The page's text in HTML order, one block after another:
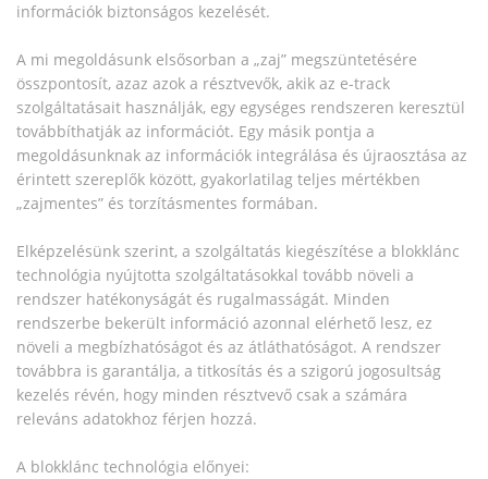
információk biztonságos kezelését.
A mi megoldásunk elsősorban a „zaj” megszüntetésére
összpontosít, azaz azok a résztvevők, akik az e-track
szolgáltatásait használják, egy egységes rendszeren keresztül
továbbíthatják az információt. Egy másik pontja a
megoldásunknak az információk integrálása és újraosztása az
érintett szereplők között, gyakorlatilag teljes mértékben
„zajmentes” és torzításmentes formában.
Elképzelésünk szerint, a szolgáltatás kiegészítése a blokklánc
technológia nyújtotta szolgáltatásokkal tovább növeli a
rendszer hatékonyságát és rugalmasságát. Minden
rendszerbe bekerült információ azonnal elérhető lesz, ez
növeli a megbízhatóságot és az átláthatóságot. A rendszer
továbbra is garantálja, a titkosítás és a szigorú jogosultság
kezelés révén, hogy minden résztvevő csak a számára
releváns adatokhoz férjen hozzá.
A blokklánc technológia előnyei: